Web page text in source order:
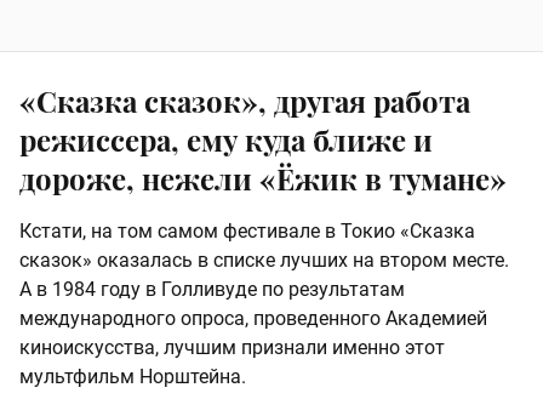
«Сказка сказок», другая работа
режиссера, ему куда ближе и
дороже, нежели «Ёжик в тумане»
Кстати, на том самом фестивале в Токио «Сказка
сказок» оказалась в списке лучших на втором месте.
А в 1984 году в Голливуде по результатам
международного опроса, проведенного Академией
киноискусства, лучшим признали именно этот
мультфильм Норштейна.